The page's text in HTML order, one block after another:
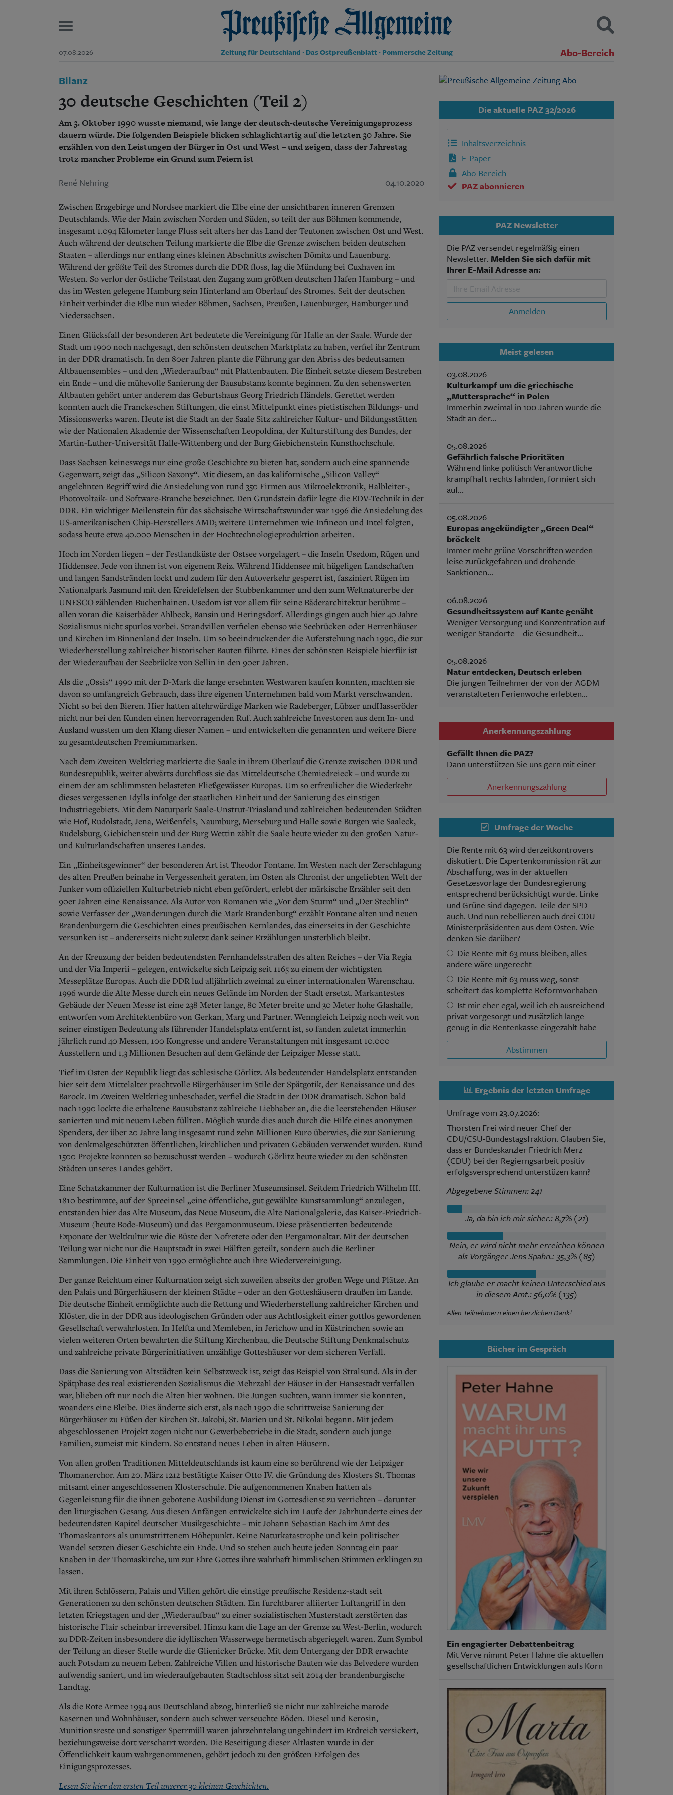
07.08.2026 Preußische Allgemeine Zeitung
Zeitung für Deutschland · Das Ostpreußenblatt · Pommersche Zeitung Abo-Bereich
Start
Aktuelle Ausgabe
Abonnent werden
Abo Prämien
Archiv
Mediadaten
Gesellschaft
Leben
Geschichte
Ostpreußen
Bücher
Kontakt
Datenschutz
Suchen und finden
SUCHEN
Bilanz
30 deutsche Geschichten (Teil 2)
Am 3. Oktober 1990 wusste niemand, wie lange der deutsch-deutsche Vereinigungsprozess
dauern würde. Die folgenden Beispiele blicken schlaglichtartig auf die letzten 30 Jahre. Sie
erzählen von den Leistungen der Bürger in Ost und West – und zeigen, dass der Jahrestag
trotz mancher Probleme ein Grund zum Feiern ist
René Nehring 04.10.2020
Zwischen Erzgebirge und Nordsee markiert die Elbe eine der unsichtbaren inneren Grenzen
Deutschlands. Wie der Main zwischen Norden und Süden, so teilt der aus Böhmen kommende,
insgesamt 1.094 Kilometer lange Fluss seit alters her das Land der Teutonen zwischen Ost und West.
Auch während der deutschen Teilung markierte die Elbe die Grenze zwischen beiden deutschen
Staaten – allerdings nur entlang eines kleinen Abschnitts zwischen Dömitz und Lauenburg.
Während der größte Teil des Stromes durch die DDR floss, lag die Mündung bei Cuxhaven im
Westen. So verlor der östliche Teilstaat den Zugang zum größten deutschen Hafen Hamburg – und
das im Westen gelegene Hamburg sein Hinterland am Oberlauf des Stromes. Seit der deutschen
Einheit verbindet die Elbe nun wieder Böhmen, Sachsen, Preußen, Lauenburger, Hamburger und
Niedersachsen.
Einen Glücksfall der besonderen Art bedeutete die Vereinigung für Halle an der Saale. Wurde der
Stadt um 1900 noch nachgesagt, den schönsten deutschen Marktplatz zu haben, verfiel ihr Zentrum
in der DDR dramatisch. In den 80er Jahren plante die Führung gar den Abriss des bedeutsamen
Altbauensembles – und den „Wiederaufbau“ mit Plattenbauten. Die Einheit setzte diesem Bestreben
ein Ende – und die mühevolle Sanierung der Bausubstanz konnte beginnen. Zu den sehenswerten
Altbauten gehört unter anderem das Geburtshaus Georg Friedrich Händels. Gerettet werden
konnten auch die Franckeschen Stiftungen, die einst Mittelpunkt eines pietistischen Bildungs- und
Missionswerks waren. Heute ist die Stadt an der Saale Sitz zahlreicher Kultur- und Bildungsstätten
wie der Nationalen Akademie der Wissenschaften Leopoldina, der Kulturstiftung des Bundes, der
Martin-Luther-Universität Halle-Wittenberg und der Burg Giebichenstein Kunsthochschule.
Dass Sachsen keineswegs nur eine große Geschichte zu bieten hat, sondern auch eine spannende
Gegenwart, zeigt das „Silicon Saxony“. Mit diesem, an das kalifornische „Silicon Valley“
angelehnten Begriff wird die Ansiedelung von rund 350 Firmen aus Mikroelektronik, Halbleiter-,
Photovoltaik- und Software-Branche bezeichnet. Den Grundstein dafür legte die EDV-Technik in der
DDR. Ein wichtiger Meilenstein für das sächsische Wirtschaftswunder war 1996 die Ansiedelung des
US-amerikanischen Chip-Herstellers AMD; weitere Unternehmen wie Infineon und Intel folgten,
sodass heute etwa 40.000 Menschen in der Hochtechnologieproduktion arbeiten.
Hoch im Norden liegen – der Festlandküste der Ostsee vorgelagert – die Inseln Usedom, Rügen und
Hiddensee. Jede von ihnen ist von eigenem Reiz. Während Hiddensee mit hügeligen Landschaften
und langen Sandstränden lockt und zudem für den Autoverkehr gesperrt ist, fasziniert Rügen im
Nationalpark Jasmund mit den Kreidefelsen der Stubbenkammer und den zum Weltnaturerbe der
UNESCO zählenden Buchenhainen. Usedom ist vor allem für seine Bäderarchitektur berühmt –
allen voran die Kaiserbäder Ahlbeck, Bansin und Heringsdorf. Allerdings gingen auch hier 40 Jahre
Sozialismus nicht spurlos vorbei. Strandvillen verfielen ebenso wie Seebrücken oder Herrenhäuser
und Kirchen im Binnenland der Inseln. Um so beeindruckender die Auferstehung nach 1990, die zur
Wiederherstellung zahlreicher historischer Bauten führte. Eines der schönsten Beispiele hierfür ist
der Wiederaufbau der Seebrücke von Sellin in den 90er Jahren.
Als die „Ossis“ 1990 mit der D-Mark die lange ersehnten Westwaren kaufen konnten, machten sie
davon so umfangreich Gebrauch, dass ihre eigenen Unternehmen bald vom Markt verschwanden.
Nicht so bei den Bieren. Hier hatten altehrwürdige Marken wie Radeberger, Lübzer undHasseröder
nicht nur bei den Kunden einen hervorragenden Ruf. Auch zahlreiche Investoren aus dem In- und
Ausland wussten um den Klang dieser Namen – und entwickelten die genannten und weitere Biere
zu gesamtdeutschen Premiummarken.
Nach dem Zweiten Weltkrieg markierte die Saale in ihrem Oberlauf die Grenze zwischen DDR und
Bundesrepublik, weiter abwärts durchfloss sie das Mitteldeutsche Chemiedreieck – und wurde zu
einem der am schlimmsten belasteten Fließgewässer Europas. Um so erfreulicher die Wiederkehr
dieses vergessenen Idylls infolge der staatlichen Einheit und der Sanierung des einstigen
Industriegebiets. Mit dem Naturpark Saale-Unstrut-Triasland und zahlreichen bedeutenden Städten
wie Hof, Rudolstadt, Jena, Weißenfels, Naumburg, Merseburg und Halle sowie Burgen wie Saaleck,
Rudelsburg, Giebichenstein und der Burg Wettin zählt die Saale heute wieder zu den großen Natur-
und Kulturlandschaften unseres Landes.
Ein „Einheitsgewinner“ der besonderen Art ist Theodor Fontane. Im Westen nach der Zerschlagung
des alten Preußen beinahe in Vergessenheit geraten, im Osten als Chronist der ungeliebten Welt der
Junker vom offiziellen Kulturbetrieb nicht eben gefördert, erlebt der märkische Erzähler seit den
90er Jahren eine Renaissance. Als Autor von Romanen wie „Vor dem Sturm“ und „Der Stechlin“
sowie Verfasser der „Wanderungen durch die Mark Brandenburg“ erzählt Fontane alten und neuen
Brandenburgern die Geschichten eines preußischen Kernlandes, das einerseits in der Geschichte
versunken ist – andererseits nicht zuletzt dank seiner Erzählungen unsterblich bleibt.
An der Kreuzung der beiden bedeutendsten Fernhandelsstraßen des alten Reiches – der Via Regia
und der Via Imperii – gelegen, entwickelte sich Leipzig seit 1165 zu einem der wichtigsten
Messeplätze Europas. Auch die DDR lud alljährlich zweimal zu einer internationalen Warenschau.
1996 wurde die Alte Messe durch ein neues Gelände im Norden der Stadt ersetzt. Markantestes
Gebäude der Neuen Messe ist eine 238 Meter lange, 80 Meter breite und 30 Meter hohe Glashalle,
entworfen vom Architektenbüro von Gerkan, Marg und Partner. Wenngleich Leipzig noch weit von
seiner einstigen Bedeutung als führender Handelsplatz entfernt ist, so fanden zuletzt immerhin
jährlich rund 40 Messen, 100 Kongresse und andere Veranstaltungen mit insgesamt 10.000
Ausstellern und 1,3 Millionen Besuchen auf dem Gelände der Leipziger Messe statt.
Tief im Osten der Republik liegt das schlesische Görlitz. Als bedeutender Handelsplatz entstanden
hier seit dem Mittelalter prachtvolle Bürgerhäuser im Stile der Spätgotik, der Renaissance und des
Barock. Im Zweiten Weltkrieg unbeschadet, verfiel die Stadt in der DDR dramatisch. Schon bald
nach 1990 lockte die erhaltene Bausubstanz zahlreiche Liebhaber an, die die leerstehenden Häuser
sanierten und mit neuem Leben füllten. Möglich wurde dies auch durch die Hilfe eines anonymen
Spenders, der über 20 Jahre lang insgesamt rund zehn Millionen Euro überwies, die zur Sanierung
von denkmalgeschützten öffentlichen, kirchlichen und privaten Gebäuden verwendet wurden. Rund
1500 Projekte konnten so bezuschusst werden – wodurch Görlitz heute wieder zu den schönsten
Städten unseres Landes gehört.
Eine Schatzkammer der Kulturnation ist die Berliner Museumsinsel. Seitdem Friedrich Wilhelm III.
1810 bestimmte, auf der Spreeinsel „eine öffentliche, gut gewählte Kunstsammlung“ anzulegen,
entstanden hier das Alte Museum, das Neue Museum, die Alte Nationalgalerie, das Kaiser-Friedrich-
Museum (heute Bode-Museum) und das Pergamonmuseum. Diese präsentierten bedeutende
Exponate der Weltkultur wie die Büste der Nofretete oder den Pergamonaltar. Mit der deutschen
Teilung war nicht nur die Hauptstadt in zwei Hälften geteilt, sondern auch die Berliner
Sammlungen. Die Einheit von 1990 ermöglichte auch ihre Wiedervereinigung.
Der ganze Reichtum einer Kulturnation zeigt sich zuweilen abseits der großen Wege und Plätze. An
den Palais und Bürgerhäusern der kleinen Städte – oder an den Gotteshäusern draußen im Lande.
Die deutsche Einheit ermöglichte auch die Rettung und Wiederherstellung zahlreicher Kirchen und
Klöster, die in der DDR aus ideologischen Gründen oder aus Achtlosigkeit einer gottlos gewordenen
Gesellschaft verwahrlosten. In Helfta und Memleben, in Jerichow und in Küstrinchen sowie an
vielen weiteren Orten bewahrten die Stiftung Kirchenbau, die Deutsche Stiftung Denkmalschutz
und zahlreiche private Bürgerinitiativen unzählige Gotteshäuser vor dem sicheren Verfall.
Dass die Sanierung von Altstädten kein Selbstzweck ist, zeigt das Beispiel von Stralsund. Als in der
Spätphase des real existierenden Sozialismus die Mehrzahl der Häuser in der Hansestadt verfallen
war, blieben oft nur noch die Alten hier wohnen. Die Jungen suchten, wann immer sie konnten,
woanders eine Bleibe. Dies änderte sich erst, als nach 1990 die schrittweise Sanierung der
Bürgerhäuser zu Füßen der Kirchen St. Jakobi, St. Marien und St. Nikolai begann. Mit jedem
abgeschlossenen Projekt zogen nicht nur Gewerbebetriebe in die Stadt, sondern auch junge
Familien, zumeist mit Kindern. So entstand neues Leben in alten Häusern.
Von allen großen Traditionen Mitteldeutschlands ist kaum eine so berührend wie der Leipziger
Thomanerchor. Am 20. März 1212 bestätigte Kaiser Otto IV. die Gründung des Klosters St. Thomas
mitsamt einer angeschlossenen Klosterschule. Die aufgenommenen Knaben hatten als
Gegenleistung für die ihnen gebotene Ausbildung Dienst im Gottesdienst zu verrichten – darunter
den liturgischen Gesang. Aus diesen Anfängen entwickelte sich im Laufe der Jahrhunderte eines der
bedeutendsten Kapitel deutscher Musikgeschichte – mit Johann Sebastian Bach im Amt des
Thomaskantors als unumstrittenem Höhepunkt. Keine Naturkatastrophe und kein politischer
Wandel setzten dieser Geschichte ein Ende. Und so stehen auch heute jeden Sonntag ein paar
Knaben in der Thomaskirche, um zur Ehre Gottes ihre wahrhaft himmlischen Stimmen erklingen zu
lassen.
Mit ihren Schlössern, Palais und Villen gehört die einstige preußische Residenz-stadt seit
Generationen zu den schönsten deutschen Städten. Ein furchtbarer alliierter Luftangriff in den
letzten Kriegstagen und der „Wiederaufbau“ zu einer sozialistischen Musterstadt zerstörten das
historische Flair scheinbar irreversibel. Hinzu kam die Lage an der Grenze zu West-Berlin, wodurch
zu DDR-Zeiten insbesondere die idyllischen Wasserwege hermetisch abgeriegelt waren. Zum Symbol
der Teilung an dieser Stelle wurde die Glienicker Brücke. Mit dem Untergang der DDR erwachte
auch Potsdam zu neuem Leben. Zahlreiche Villen und historische Bauten wie das Belvedere wurden
aufwendig saniert, und im wiederaufgebauten Stadtschloss sitzt seit 2014 der brandenburgische
Landtag.
Als die Rote Armee 1994 aus Deutschland abzog, hinterließ sie nicht nur zahlreiche marode
Kasernen und Wohnhäuser, sondern auch schwer verseuchte Böden. Diesel und Kerosin,
Munitionsreste und sonstiger Sperrmüll waren jahrzehntelang ungehindert im Erdreich versickert,
beziehungsweise dort verscharrt worden. Die Beseitigung dieser Altlasten wurde in der
Öffentlichkeit kaum wahrgenommenen, gehört jedoch zu den größten Erfolgen des
Einigungsprozesses.
Lesen Sie hier den ersten Teil unserer 30 kleinen Geschichten.
Die aktuelle PAZ 32/2026
Inhaltsverzeichnis
E-Paper
Abo Bereich
PAZ abonnieren
PAZ Newsletter
Die PAZ versendet regelmäßig einen
Newsletter. Melden Sie sich dafür mit
Ihrer E-Mail Adresse an:
Anmelden
Meist gelesen
03.08.2026
Kulturkampf um die griechische
„Muttersprache“ in Polen
Immerhin zweimal in 100 Jahren wurde die
Stadt an der...
05.08.2026
Gefährlich falsche Prioritäten
Während linke politisch Verantwortliche
krampfhaft rechts fahnden, formiert sich
auf...
05.08.2026
Europas angekündigter „Green Deal“
bröckelt
Immer mehr grüne Vorschriften werden
leise zurückgefahren und drohende
Sanktionen...
06.08.2026
Gesundheitssystem auf Kante genäht
Weniger Versorgung und Konzentration auf
weniger Standorte – die Gesundheit...
05.08.2026
Natur entdecken, Deutsch erleben
Die jungen Teilnehmer der von der AGDM
veranstalteten Ferienwoche erlebten...
Anerkennungszahlung
Gefällt Ihnen die PAZ?
Dann unterstützen Sie uns gern mit einer
Anerkennungszahlung
Umfrage der Woche
Die Rente mit 63 wird derzeitkontrovers
diskutiert. Die Expertenkommission rät zur
Abschaffung, was in der aktuellen
Gesetzesvorlage der Bundesregierung
entsprechend berücksichtigt wurde. Linke
und Grüne sind dagegen. Teile der SPD
auch. Und nun rebellieren auch drei CDU-
Ministerpräsidenten aus dem Osten. Wie
denken Sie darüber?
Die Rente mit 63 muss bleiben, alles
andere wäre ungerecht
Die Rente mit 63 muss weg, sonst
scheitert das komplette Reformvorhaben
Ist mir eher egal, weil ich eh ausreichend
privat vorgesorgt und zusätzlich lange
genug in die Rentenkasse eingezahlt habe
Abstimmen
Ergebnis der letzten Umfrage
Umfrage vom 23.07.2026:
Thorsten Frei wird neuer Chef der
CDU/CSU-Bundestagsfraktion. Glauben Sie,
dass er Bundeskanzler Friedrich Merz
(CDU) bei der Regierngsarbeit positiv
erfolgsversprechend unterstüzen kann?
Abgegebene Stimmen: 241
Ja, da bin ich mir sicher.: 8,7% (21)
Nein, er wird nicht mehr erreichen können
als Vorgänger Jens Spahn.: 35,3% (85)
Ich glaube er macht keinen Unterschied aus
in diesem Amt.: 56,0% (135)
Allen Teilnehmern einen herzlichen Dank!
Bücher im Gespräch
Ein engagierter Debattenbeitrag
Mit Verve nimmt Peter Hahne die aktuellen
gesellschaftlichen Entwicklungen aufs Korn